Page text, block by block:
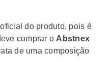
do produto, pois é
comprar o Abstnex
de uma composição